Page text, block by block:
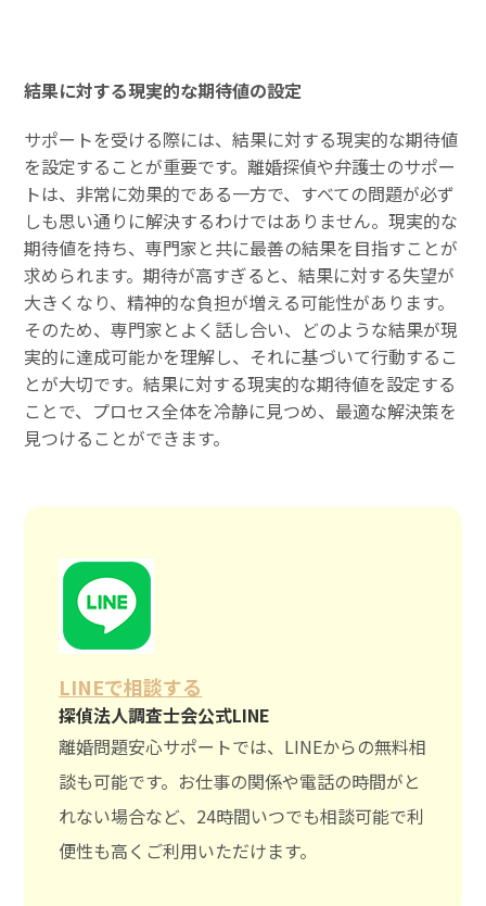
結果に対する現実的な期待値の設定
サポートを受ける際には、結果に対する現実的な期待値
を設定することが重要です。離婚探偵や弁護士のサポー
トは、非常に効果的である一方で、すべての問題が必ず
しも思い通りに解決するわけではありません。現実的な
期待値を持ち、専門家と共に最善の結果を目指すことが
求められます。期待が高すぎると、結果に対する失望が
大きくなり、精神的な負担が増える可能性があります。
そのため、専門家とよく話し合い、どのような結果が現
実的に達成可能かを理解し、それに基づいて行動するこ
とが大切です。結果に対する現実的な期待値を設定する
ことで、プロセス全体を冷静に見つめ、最適な解決策を
見つけることができます。
LINEで相談する
探偵法人調査士会公式LINE
離婚問題安心サポートでは、LINEからの無料相
談も可能です。お仕事の関係や電話の時間がと
れない場合など、24時間いつでも相談可能で利
便性も高くご利用いただけます。